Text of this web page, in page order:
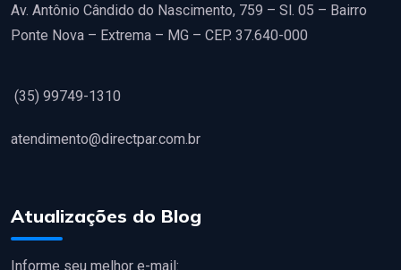
Av. Antônio Cândido do Nascimento, 759 – Sl. 05 – Bairro
Ponte Nova – Extrema – MG – CEP. 37.640-000
(35) 99749-1310
atendimento@directpar.com.br
Atualizações do Blog
Informe seu melhor e-mail: